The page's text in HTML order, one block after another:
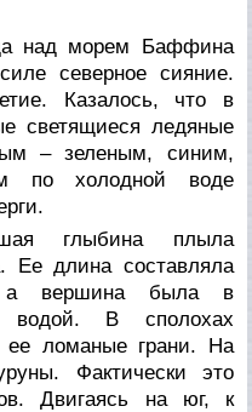
над морем Баффина
северное сияние.
Казалось, что в
светящиеся ледяные
– зеленым, синим,
по холодной воде
глыбина плыла
Ее длина составляла
а вершина была в
водой. В сполохах
ее ломаные грани. На
Фактически это
Двигаясь на юг, к